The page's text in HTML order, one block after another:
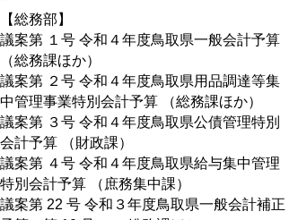
【総務部】
議案第 １号 令和４年度鳥取県一般会計予算
（総務課ほか）
議案第 ２号 令和４年度鳥取県用品調達等集
中管理事業特別会計予算 （総務課ほか）
議案第 ３号 令和４年度鳥取県公債管理特別
会計予算 （財政課）
議案第 ４号 令和４年度鳥取県給与集中管理
特別会計予算 （庶務集中課）
議案第 22 号 令和３年度鳥取県一般会計補正